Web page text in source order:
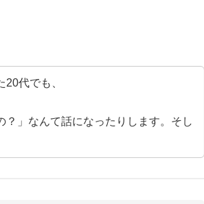
代でも、
」なんて話になったりします。そし